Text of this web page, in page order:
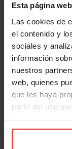
Esta página
Las cookies de
el contenido y
sociales y
información
nuestros
web, quienes
que les haya
partir del uso